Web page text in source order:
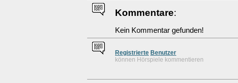
Kommentare:
Kein Kommentar gefunden!
Registrierte Benutzer
können Hörspiele kommentieren